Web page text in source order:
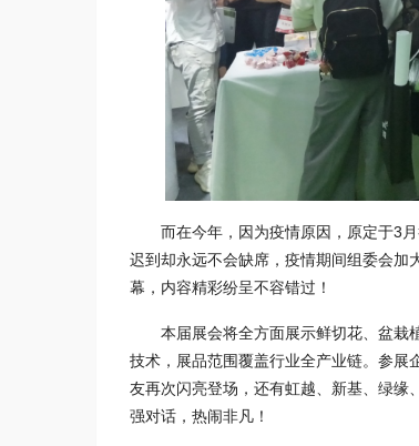
而在今年，因为疫情原因，原定于3
迟到却永远不会缺席，疫情期间组委会加
幕，内容精彩纷呈不容错过！
本届展会将全方面展示鲜切花、盆栽
技术，展品范围覆盖行业全产业链。参展
友再次闪亮登场，还有虹越、新基、绿缘
强对话，热闹非凡！